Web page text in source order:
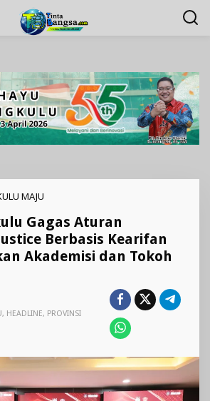
MAJU
Gagas
Aturan
Restorative
Justice
Libatkan
Masyarakat
Gagas Aturan
Berbasis Kearifan
Akademisi dan Tokoh
, HEADLINE, PROVINSI